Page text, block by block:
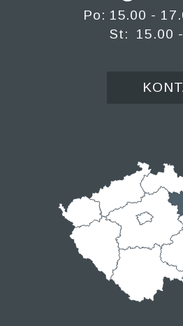
Po: 15.00 -
St: 15.00